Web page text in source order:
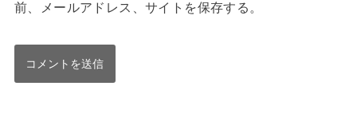
前、メールアドレス、サイトを保存する。